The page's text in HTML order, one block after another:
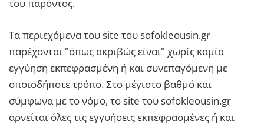
του παρόντος.
Τα περιεχόμενα του site του sofokleousin.gr
παρέχονται "όπως ακριβώς είναι" χωρίς καμία
εγγύηση εκπεφρασμένη ή και συνεπαγόμενη με
οποιοδήποτε τρόπο. Στο μέγιστο βαθμό και
σύμφωνα με το νόμο, το site του sofokleousin.gr
αρνείται όλες τις εγγυήσεις εκπεφρασμένες ή και